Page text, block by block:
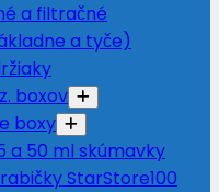
a filtračné
a tyče)
boxov
boxy
a 50 ml skúmavky
StarStore100